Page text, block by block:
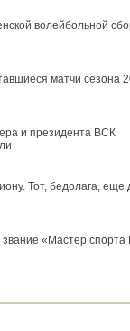
волейбольной
матчи сезона
и президента ВСК
Тот, бедолага,
звание «Мастер спорта